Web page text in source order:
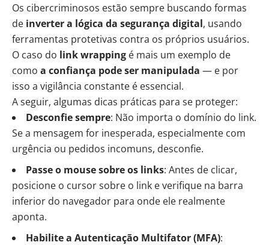
Os cibercriminosos estão sempre buscando formas
de inverter a lógica da segurança digital, usando
ferramentas protetivas contra os próprios usuários.
O caso do link wrapping é mais um exemplo de
como a confiança pode ser manipulada — e por
isso a vigilância constante é essencial.
A seguir, algumas dicas práticas para se proteger:
Desconfie sempre: Não importa o domínio do link.
Se a mensagem for inesperada, especialmente com
urgência ou pedidos incomuns, desconfie.
Passe o mouse sobre os links: Antes de clicar,
posicione o cursor sobre o link e verifique na barra
inferior do navegador para onde ele realmente
aponta.
Habilite a Autenticação Multifator (MFA):